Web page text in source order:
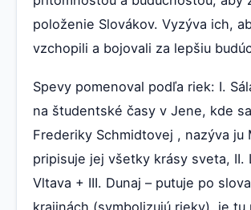
položenie Slovákov. Vyzýva ich,
vzchopili a bojovali za lepšiu
Spevy pomenoval podľa riek: I.
na študentské časy v Jene, kde
Frederiky Schmidtovej , nazýva ju
pripisuje jej všetky krásy sveta, II.
Vltava + III. Dunaj – putuje po
krajinách (symbolizujú rieky), je tu